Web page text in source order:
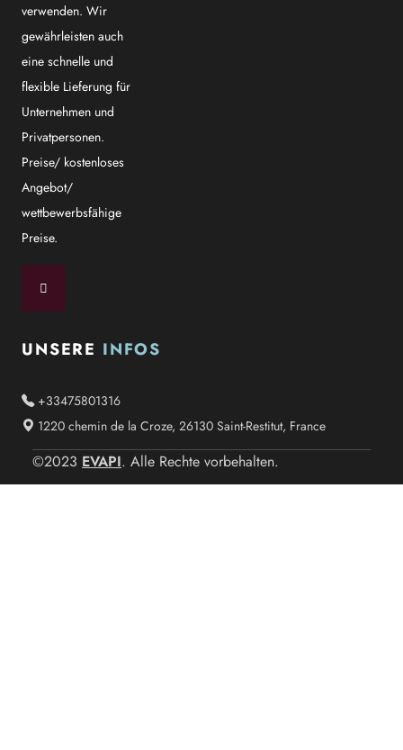
verwenden. Wir
gewährleisten auch
eine schnelle und
flexible Lieferung für
Unternehmen und
Privatpersonen.
Preise/ kostenloses
Angebot/
wettbewerbsfähige
Preise.
UNSERE INFOS
+33475801316
1220 chemin de la Croze, 26130 Saint-Restitut, France
©2023 EVAPI. Alle Rechte vorbehalten.